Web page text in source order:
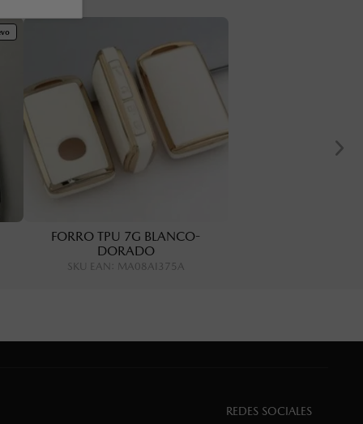
FORRO TPU 7G BLANCO-
DORADO
SKU EAN : MA08AI375A
REDES SOCIALES